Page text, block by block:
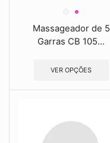
Massageador de 5
Garras CB 105...
VER OPÇÕES